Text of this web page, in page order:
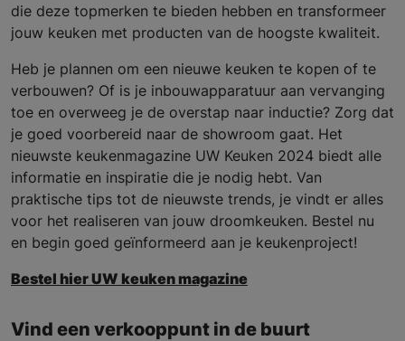
die deze topmerken te bieden hebben en transformeer
jouw keuken met producten van de hoogste kwaliteit.
Heb je plannen om een nieuwe keuken te kopen of te
verbouwen? Of is je inbouwapparatuur aan vervanging
toe en overweeg je de overstap naar inductie? Zorg dat
je goed voorbereid naar de showroom gaat. Het
nieuwste keukenmagazine UW Keuken 2024 biedt alle
informatie en inspiratie die je nodig hebt. Van
praktische tips tot de nieuwste trends, je vindt er alles
voor het realiseren van jouw droomkeuken. Bestel nu
en begin goed geïnformeerd aan je keukenproject!
Bestel hier UW keuken magazine
Vind een verkooppunt in de buurt